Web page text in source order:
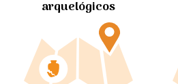
arquelógicos